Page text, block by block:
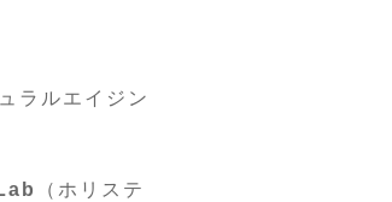
ラルエイジン
（ホリステ